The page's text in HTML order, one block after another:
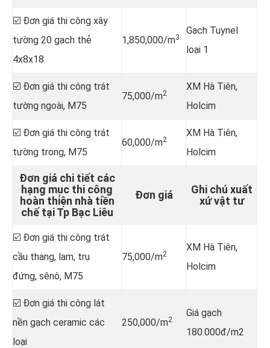
☑️ Đơn giá thi công xây
tường 20 gạch thẻ
4x8x18
1,850,000/m3
Gạch Tuynel
loại 1
☑️ Đơn giá thi công trát
tường ngoài, M75
75,000/m2
XM Hà Tiên,
Holcim
☑️ Đơn giá thi công trát
tường trong, M75
60,000/m2
XM Hà Tiên,
Holcim
Đơn giá chi tiết các
hạng mục thi công
hoàn thiện nhà tiền
chế tại Tp Bạc Liêu
Đơn giá
Ghi chú xuất
xứ vật tư
☑️ Đơn giá thi công trát
cầu thang, lam, trụ
đứng, sênô, M75
75,000/m2
XM Hà Tiên,
Holcim
☑️ Đơn giá thi công lát
nền gạch ceramic các
loại
250,000/m2
Giá gạch
180.000đ/m2